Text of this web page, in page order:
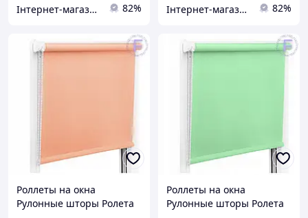
Інтернет-магазин Already Better 82% Інтернет-магазин Already Better 82%
Роллеты на окна
Рулонные шторы Ролета
Роллеты на окна
Рулонные шторы Ролета